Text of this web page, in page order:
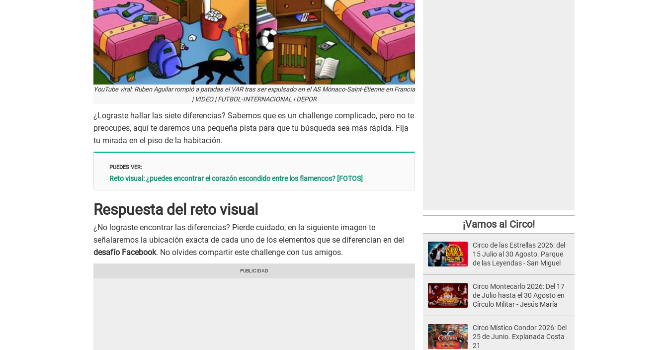
YouTube viral: Ruben Aguilar rompió a patadas el VAR tras ser expulsado en el AS Mónaco-Saint-Etienne en Francia
| VIDEO | FUTBOL-INTERNACIONAL | DEPOR
¿Lograste hallar las siete diferencias? Sabemos que es un challenge complicado, pero no te
preocupes, aquí te daremos una pequeña pista para que tu búsqueda sea más rápida. Fija
tu mirada en el piso de la habitación.
PUEDES VER:
Reto visual: ¿puedes encontrar el corazón escondido entre los flamencos? [FOTOS]
Respuesta del reto visual
¿No lograste encontrar las diferencias? Pierde cuidado, en la siguiente imagen te
señalaremos la ubicación exacta de cada uno de los elementos que se diferencian en del
desafío Facebook. No olvides compartir este challenge con tus amigos.
¡Vamos al Circo!
Circo de las Estrellas 2026: del
15 Julio al 30 Agosto. Parque
de las Leyendas - San Miguel
Circo Montecarlo 2026: Del 17
de Julio hasta el 30 Agosto en
Círculo Militar - Jesús María
Circo Místico Condor 2026: Del
25 de Junio. Explanada Costa
21